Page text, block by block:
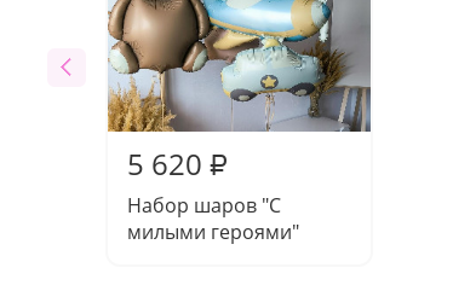
5 620 ₽
Набор шаров "С
милыми героями"